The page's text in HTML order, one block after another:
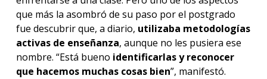
que más la asombró de su paso por el postgrado
fue descubrir que, a diario, utilizaba metodologías
activas de enseñanza, aunque no les pusiera ese
nombre. “Está bueno identificarlas y reconocer
que hacemos muchas cosas bien”, manifestó.